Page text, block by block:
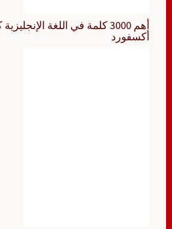
أهم 3000 كلمة في اللغة
أكسفورد